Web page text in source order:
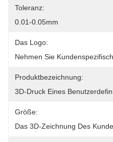
Toleranz:
0.01-0.05mm
Das Logo:
Nehmen Sie
Produktbezeichnung:
3D-Druck Eines
Größe:
Das 3D-Zeichnung Des